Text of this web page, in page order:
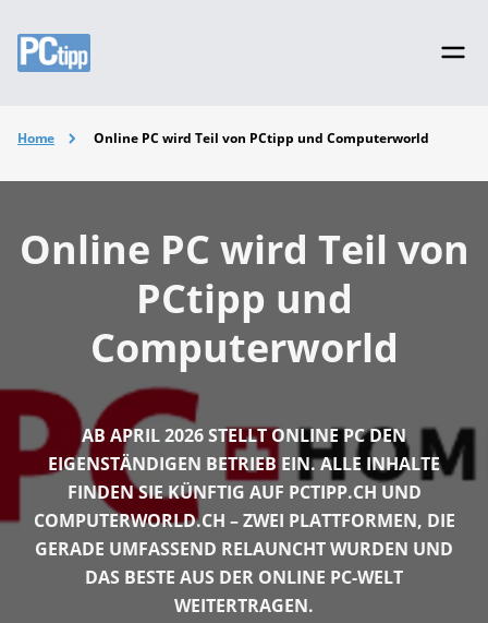
Home Online PC wird Teil von PCtipp und Computerworld
Online PC wird Teil von
PCtipp und
Computerworld
AB APRIL 2026 STELLT ONLINE PC DEN
EIGENSTÄNDIGEN BETRIEB EIN. ALLE INHALTE
FINDEN SIE KÜNFTIG AUF PCTIPP.CH UND
COMPUTERWORLD.CH – ZWEI PLATTFORMEN, DIE
GERADE UMFASSEND RELAUNCHT WURDEN UND
DAS BESTE AUS DER ONLINE PC-WELT
WEITERTRAGEN.